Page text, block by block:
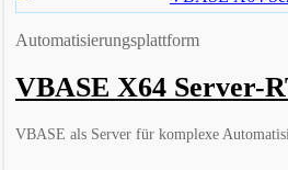
Automatisierungsplattform
VBASE X64 Server-
VBASE als Server für komplexe